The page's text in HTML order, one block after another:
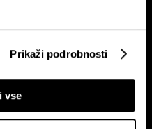
geografski lokaciji, ki so
preverjanjem
odtisov)
vaši osebni podatki in
Prikaži podrobnosti
vse
Videos
Adria dogodki